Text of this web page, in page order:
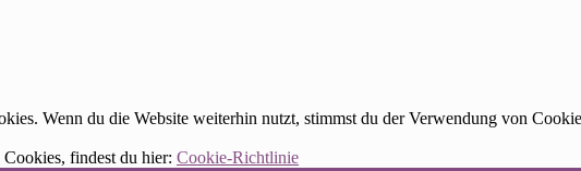
Wenn du die Website weiterhin nutzt, stimmst du der Verwendung von
findest du hier: Cookie-Richtlinie